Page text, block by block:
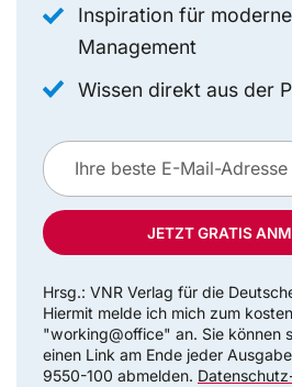
Inspiration für
Management
Wissen direkt aus der
JETZT GRATIS
Hrsg.: VNR Verlag für die
Hiermit melde ich mich zum
"working@office" an. Sie können
einen Link am Ende jeder
9550-100 abmelden.